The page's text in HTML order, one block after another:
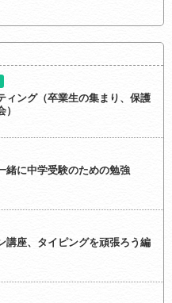
ィング（卒業生の集まり、保護
緒に中学受験のための勉強
講座、タイピングを頑張ろう編